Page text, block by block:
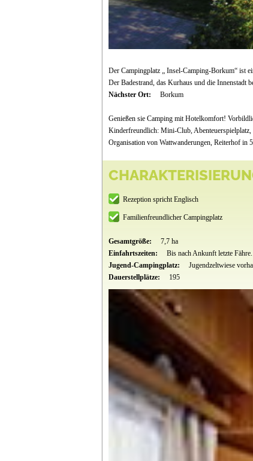
Der Campingplatz „ Insel-Camping-Borkum“ ist
Der Badestrand, das Kurhaus und die Innenstadt
Nächster Ort:
Borkum
Genießen sie Camping mit Hotelkomfort!
Kinderfreundlich: Mini-Club,
Organisation von Wattwanderungen, Reiterhof in
Rezeption spricht Englisch
Familienfreundlicher Campingplatz
Gesamtgröße: 7,7 ha
Einfahrtszeiten:
Bis nach Ankunft letzte Fähre.
Jugend-Campingplatz:
Jugendzeltwiese
Dauerstellplätze:
195